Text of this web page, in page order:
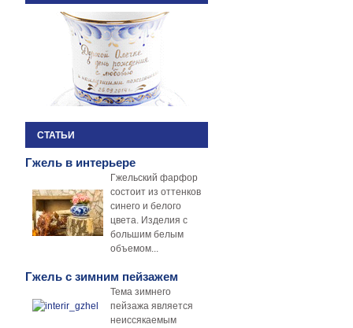
СТАТЬИ
Гжель в интерьере
Гжельский фарфор
состоит из оттенков
синего и белого
цвета. Изделия с
большим белым
объемом...
Гжель с зимним пейзажем
Тема зимнего
пейзажа является
неиссякаемым